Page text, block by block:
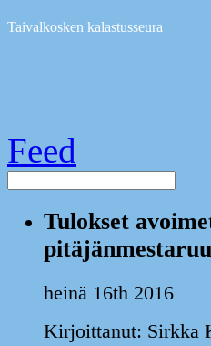
Taivalkosken kalastusseura
Feed
Tulokset
heinä 16th 2016
Kirjoittanut: Sirkka